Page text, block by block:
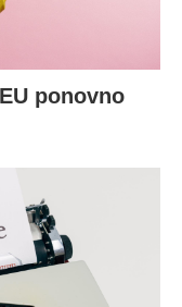
ponovno